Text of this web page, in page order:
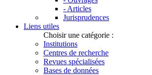
- Articles
Jurisprudences
Liens utiles
Choisir une catégorie :
Institutions
Centres de recherche
Revues spécialisées
Bases de données